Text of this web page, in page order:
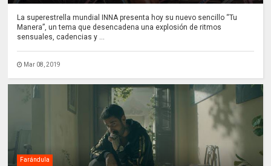
La superestrella mundial INNA presenta hoy su nuevo sencillo “Tu
Manera”, un tema que desencadena una explosión de ritmos
sensuales, cadencias y ...
Mar 08, 2019
Farándula